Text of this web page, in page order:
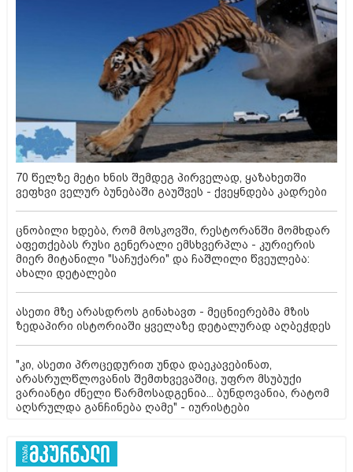
70 წელზე მეტი ხნის შემდეგ პირველად, ყაზახეთში
ვეფხვი ველურ ბუნებაში გაუშვეს - ქვეყნდება კადრები
ცნობილი ხდება, რომ მოსკოვში, რესტორანში მომხდარ
აფეთქებას რუსი გენერალი ემსხვერპლა - კურიერის
მიერ მიტანილი "საჩუქარი" და ჩაშლილი წვეულება:
ახალი დეტალები
ასეთი მზე არასდროს გინახავთ - მეცნიერებმა მზის
ზედაპირი ისტორიაში ყველაზე დეტალურად აღბეჭდეს
"კი, ასეთი პროცედურით უნდა დაეკავებინათ,
არასრულწლოვანის შემთხვევაშიც, უფრო მსუბუქი
ვარიანტი ძნელი წარმოსადგენია... ბუნდოვანია, რატომ
აღსრულდა განჩინება ღამე" - იურისტები